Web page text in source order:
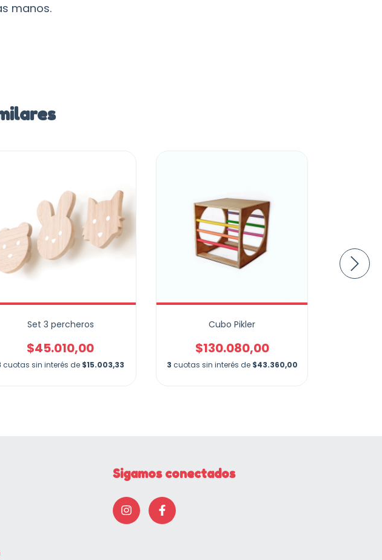
manos.
Set 3 percheros
$45.010,00
cuotas sin interés de $15.003,33
Cubo Pikler
$130.080,00
3 cuotas sin interés de $43.360,00
Sigamos conectados